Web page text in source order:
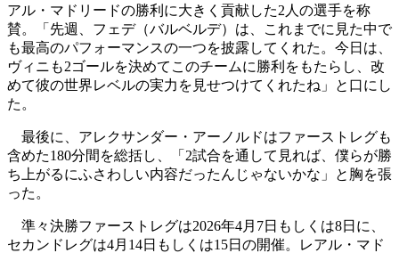
アル・マドリードの勝利に大きく貢献した2人の選手を称
賛。「先週、フェデ（バルベルデ）は、これまでに見た中で
も最高のパフォーマンスの一つを披露してくれた。今日は、
ヴィニも2ゴールを決めてこのチームに勝利をもたらし、改
めて彼の世界レベルの実力を見せつけてくれたね」と口にし
た。
最後に、アレクサンダー・アーノルドはファーストレグも
含めた180分間を総括し、「2試合を通して見れば、僕らが勝
ち上がるにふさわしい内容だったんじゃないかな」と胸を張
った。
準々決勝ファーストレグは2026年4月7日もしくは8日に、
セカンドレグは4月14日もしくは15日の開催。レアル・マド